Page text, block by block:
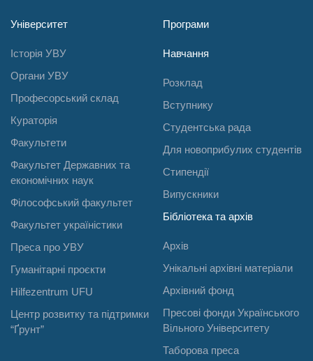
Університет
Історія УВУ
Органи УВУ
Професорський склад
Кураторія
Факультети
Факультет Державних та
економічних наук
Філософський факультет
Факультет україністики
Преса про УВУ
Гуманітарні проєкти
Hilfezentrum UFU
Центр розвитку та підтримки
“Ґрунт”
Програми
Навчання
Розклад
Вступнику
Студентська рада
Для новоприбулих студентів
Стипендії
Випускники
Бібліотека та архів
Архів
Унікальні архівні матеріали
Архівний фонд
Пресові фонди Українського
Вільного Університету
Таборова преса